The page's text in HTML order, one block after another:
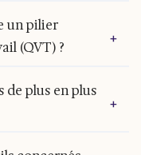
arrêts de
et plus
traitée peut se
l’inverse,
travailler
un pilier
(QVT) ?
+
limite plus au
d’équipe. Elle
des salariés à
de plus en plus
+
une